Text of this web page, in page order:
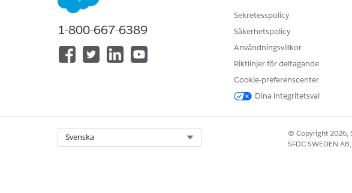
1-800-667-6389
Sekretesspolicy
Säkerhetspolicy
Användningsvillkor
Riktlinjer för deltagande
Cookie-preferenscenter
Dina integritetsval
Svenska
© Copyright 2026,
SFDC SWEDEN